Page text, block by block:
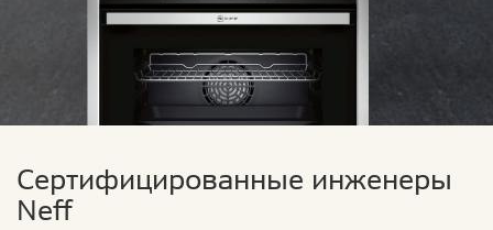
Сертифицированные инженеры
Neff